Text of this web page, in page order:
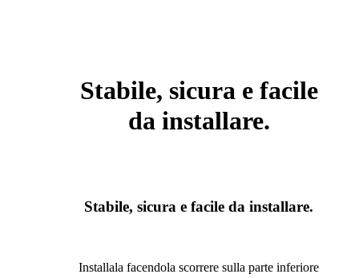
Stabile, sicura e facile
da installare.
Stabile, sicura e facile da installare.
Installala facendola scorrere sulla parte inferiore